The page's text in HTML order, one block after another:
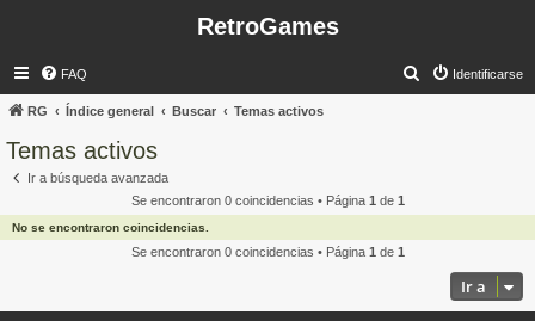
RetroGames
FAQ Identificarse
r
RG Índice general Buscar Temas activos
Temas activos
Ir a búsqueda avanzada
Se encontraron 0 coincidencias • Página 1 de 1
No se encontraron coincidencias.
Se encontraron 0 coincidencias • Página 1 de 1
Ir a